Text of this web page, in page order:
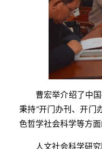
曹宏举介绍了中
秉持“开门办刊、开门
色哲学社会科学等方
人文社会科学研